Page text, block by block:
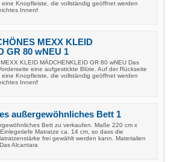
Knopfleiste, die vollständig geöffnet werden
Innenf
MEXX KLEID
GR 80 wNEU 1
KLEID MÄDCHENKLEID GR 80 wNEU Das
eine aufgestickte Blüte. Auf der Rückseite
Knopfleiste, die vollständig geöffnet werden
Innenf
außergewöhnliches Bett 1
Bett zu verkaufen. Maße 220 cm x
Matratze ca. 14 cm, so dass die
frei gewählt werden kann. Materialien
Alcantara